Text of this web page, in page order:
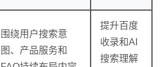
围绕用户搜索意
图、产品服务和
提升百度
收录和AI
搜索理解